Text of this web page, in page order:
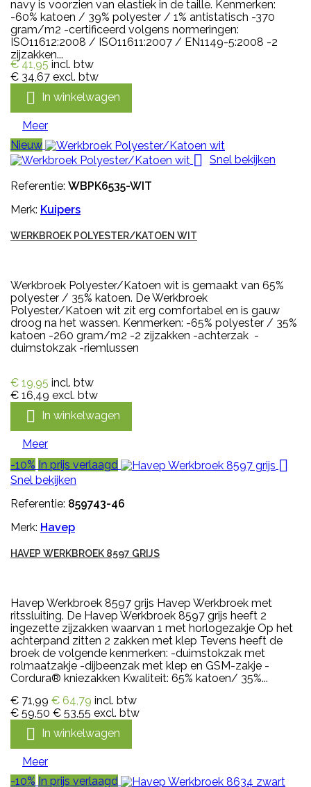
navy is voorzien van elastiek in de taille. Kenmerken:
-60% katoen / 39% polyester / 1% antistatisch -370
gram/m2 -certificeerd volgens normeringen:
ISO11612:2008 / ISO11611:2007 / EN1149-5:2008 -2
zijzakken...
€ 41,95 incl. btw
€ 34,67 excl. btw
 In winkelwagen
Meer
Nieuw

Snel bekijken
Referentie: WBPK6535-WIT
Merk: Kuipers
WERKBROEK POLYESTER/KATOEN WIT
Werkbroek Polyester/Katoen wit is gemaakt van 65%
polyester / 35% katoen. De Werkbroek
Polyester/Katoen wit zit erg comfortabel en is gauw
droog na het wassen. Kenmerken: -65% polyester / 35%
katoen -260 gram/m2 -2 zijzakken -achterzak -
duimstokzak -riemlussen
€ 19,95 incl. btw
€ 16,49 excl. btw
 In winkelwagen
Meer
-10% In prijs verlaagd 
Snel bekijken
Referentie: 859743-46
Merk: Havep
HAVEP WERKBROEK 8597 GRIJS
Havep Werkbroek 8597 grijs Havep Werkbroek met
ritssluiting. De Havep Werkbroek 8597 grijs heeft 2
ingezette zijzakken waarvan 1 met horlogezakje Op het
achterpand zitten 2 zakken met klep Tevens heeft de
broek de volgende kenmerken: -duimstokzak met
rolmaatzakje -dijbeenzak met klep en GSM-zakje -
Cordura® kniezakken Kwaliteit: 65% katoen/ 35%...
€ 71,99 € 64,79 incl. btw
€ 59,50 € 53,55 excl. btw
 In winkelwagen
Meer
-10% In prijs verlaagd